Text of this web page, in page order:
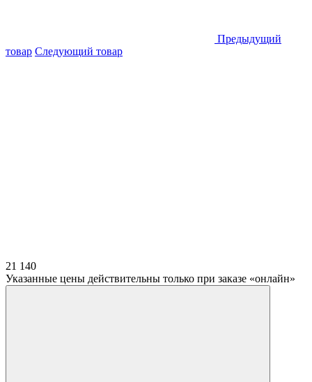
Предыдущий
товар Следующий товар
21 140
Указанные цены действительны только при заказе «онлайн»